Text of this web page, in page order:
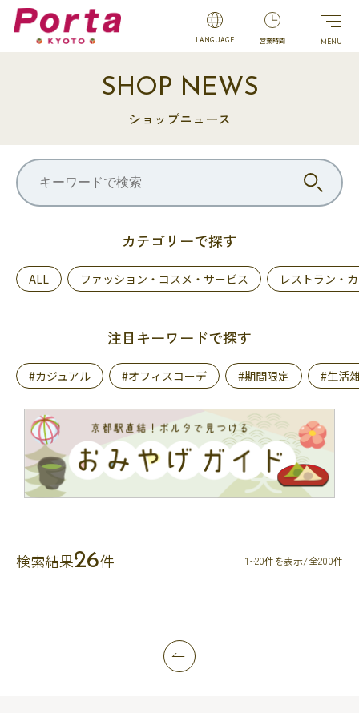
LANGUAGE 営業時間
SHOP NEWS
ショップニュース
カテゴリーで探す
ALL ファッション・コスメ・サービス レストラン・
注目キーワードで探す
#カジュアル #オフィスコーデ #期間限定 #生活
検索結果26件 1~20件を表示/全200件